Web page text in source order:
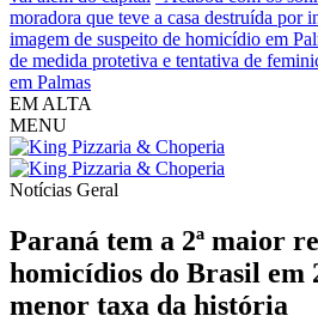
moradora que teve a casa destruída por
imagem de suspeito de homicídio em
de medida protetiva e tentativa de
em Palmas
EM ALTA
MENU
Notícias Geral
Paraná tem a 2ª maior
homicídios do Brasil em
menor taxa da história